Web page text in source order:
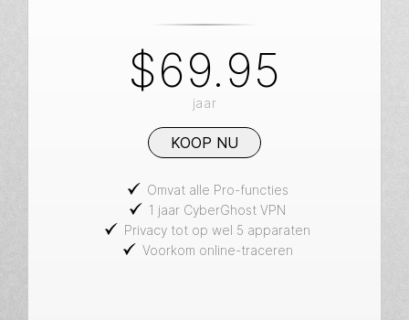
$69.95
jaar
KOOP NU
Omvat alle Pro-functies
1 jaar CyberGhost VPN
Privacy tot op wel 5 apparaten
Voorkom online-traceren